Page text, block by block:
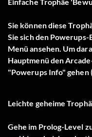
Sie können diese
Sie sich den
Menü ansehen. Um
Hauptmenü den
"Powerups Info" gehen
Leichte geheime
Gehe im Prolog-Level